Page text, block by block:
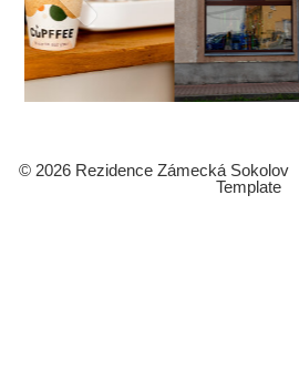
© 2026 Rezidence Zámecká Sokolov
Template